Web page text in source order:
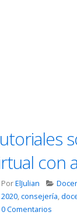
con
PorElJulian
2020,consejería,
0 Comentarios